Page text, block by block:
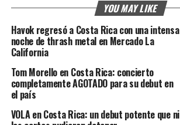
YOU MAY LIKE
Havok regresó a Costa Rica con una intensa
noche de thrash metal en Mercado La
California
Tom Morello en Costa Rica: concierto
completamente AGOTADO para su debut en
el país
VOLA en Costa Rica: un debut potente que ni